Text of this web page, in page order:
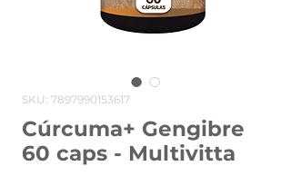
SKU: 7897990153617
Cúrcuma+ Gengibre
60 caps - Multivitta